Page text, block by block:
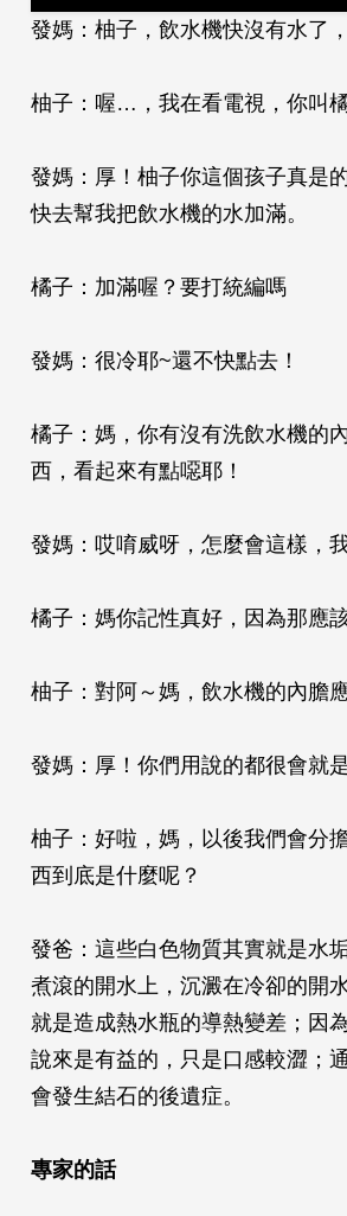
發媽：柚子，飲水機快沒有水了
柚子：喔…，我在看電視，你叫
發媽：厚！柚子你這個孩子真是
快去幫我把飲水機的水加滿。
橘子：加滿喔？要打統編嗎
發媽：很冷耶~還不快點去！
橘子：媽，你有沒有洗飲水機的
西，看起來有點噁耶！
發媽：哎唷威呀，怎麼會這樣，
橘子：媽你記性真好，因為那應
柚子：對阿～媽，飲水機的內膽
發媽：厚！你們用說的都很會就
柚子：好啦，媽，以後我們會分
西到底是什麼呢？
發爸：這些白色物質其實就是水
煮滾的開水上，沉澱在冷卻的開
就是造成熱水瓶的導熱變差；因
說來是有益的，只是口感較澀；
會發生結石的後遺症。
專家的話